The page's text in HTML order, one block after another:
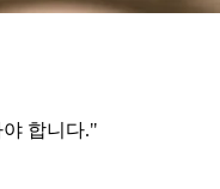
합니다."